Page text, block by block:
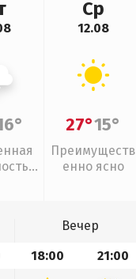
Ср
12.08
27°15°
Преимуществ
енно ясно
Вечер
18:00 21:00